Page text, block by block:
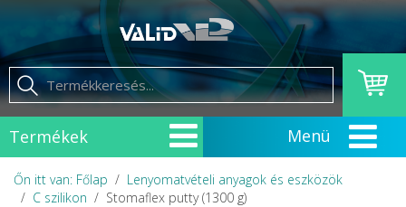
Termékek
Őn itt van: Főlap
Lenyomatvételi anyagok és eszközök
C szilikon
Stomaflex putty (1300 g)